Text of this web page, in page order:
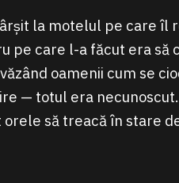
la motelul pe care îl
pe care l-a făcut era să
oamenii cum se
— totul era
orele să treacă în stare